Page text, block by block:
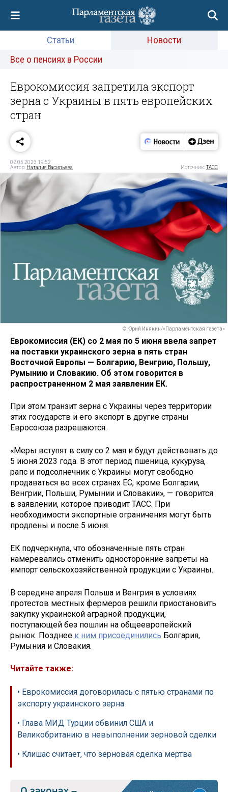
Статьи
Новости
Все о пенсиях в России
Еврокомиссия запретила экспорт
зерна с Украины в пять европейских
стран
02.05.2023 19:52
Автор: Наталия Васильева Источник:ТАСС
© Юрий Инякин/«Парламентская газета»
Еврокомиссия (ЕК) со 2 мая по 5 июня ввела запрет
на поставки украинского зерна в пять стран
Восточной Европы — Болгарию, Венгрию, Польшу,
Румынию и Словакию. Об этом говорится в
распространенном 2 мая заявлении ЕК.
При этом транзит зерна с Украины через территории
этих государств и его экспорт в другие страны
Евросоюза разрешаются.
«Меры вступят в силу со 2 мая и будут действовать до
5 июня 2023 года. В этот период пшеница, кукуруза,
рапс и подсолнечник с Украины могут свободно
продаваться во всех странах ЕС, кроме Болгарии,
Венгрии, Польши, Румынии и Словакии», — говорится
в заявлении, которое приводит ТАСС. При
необходимости экспортные ограничения могут быть
продлены и после 5 июня.
ЕК подчеркнула, что обозначенные пять стран
намеревались отменить односторонние запреты на
импорт сельскохозяйственной продукции с Украины.
В середине апреля Польша и Венгрия в условиях
протестов местных фермеров решили приостановить
закупку украинской аграрной продукции,
поступающей без пошлин на общеевропейский
рынок. Позднее к ним присоединились Болгария,
Румыния и Словакия.
Читайте также:
• Еврокомиссия договорилась с пятью странами по
экспорту украинского зерна
• Глава МИД Турции обвинил США и
Великобританию в невыполнении зерновой сделки
• Клишас считает, что зерновая сделка мертва